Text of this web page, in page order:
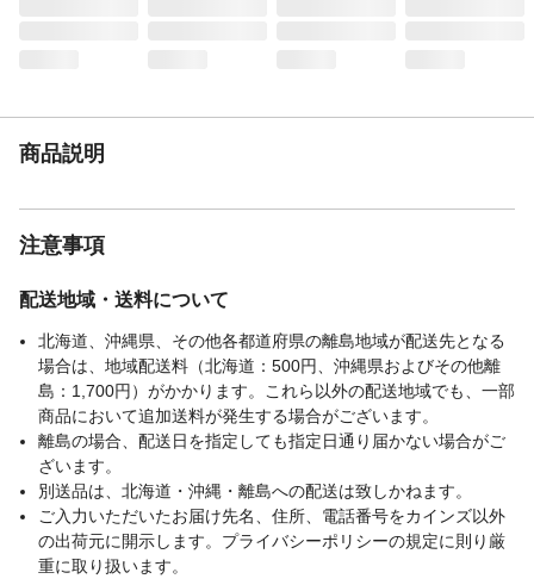
ピンチ数
商品説明
注意事項
配送地域・送料について
北海道、沖縄県、その他各都道府県の離島地域が配送先となる
場合は、地域配送料（北海道：500円、沖縄県およびその他離
島：1,700円）がかかります。これら以外の配送地域でも、一部
商品において追加送料が発生する場合がございます。
離島の場合、配送日を指定しても指定日通り届かない場合がご
ざいます。
別送品は、北海道・沖縄・離島への配送は致しかねます。
ご入力いただいたお届け先名、住所、電話番号をカインズ以外
の出荷元に開示します。プライバシーポリシーの規定に則り厳
重に取り扱います。